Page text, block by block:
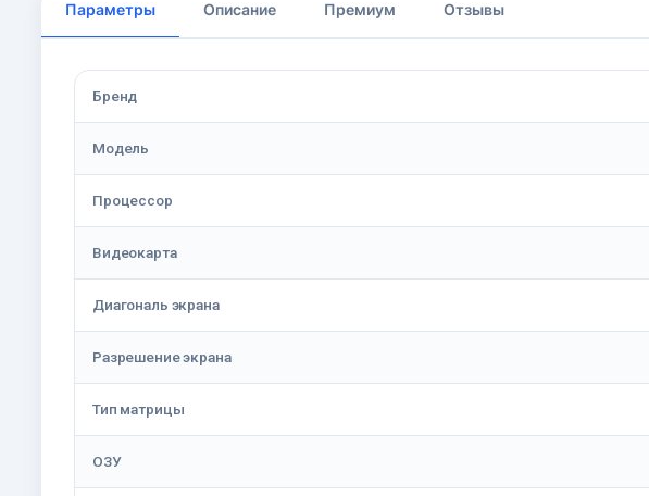
Параметры Описание Премиум Отзывы
Бренд
Модель
Процессор
Видеокарта
Диагональ экрана
Разрешение экрана
Тип матрицы
ОЗУ